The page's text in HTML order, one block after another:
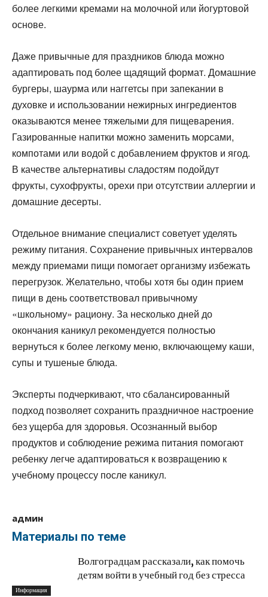
более легкими кремами на молочной или йогуртовой
основе.
Даже привычные для праздников блюда можно
адаптировать под более щадящий формат. Домашние
бургеры, шаурма или наггетсы при запекании в
духовке и использовании нежирных ингредиентов
оказываются менее тяжелыми для пищеварения.
Газированные напитки можно заменить морсами,
компотами или водой с добавлением фруктов и ягод.
В качестве альтернативы сладостям подойдут
фрукты, сухофрукты, орехи при отсутствии аллергии и
домашние десерты.
Отдельное внимание специалист советует уделять
режиму питания. Сохранение привычных интервалов
между приемами пищи помогает организму избежать
перегрузок. Желательно, чтобы хотя бы один прием
пищи в день соответствовал привычному
«школьному» рациону. За несколько дней до
окончания каникул рекомендуется полностью
вернуться к более легкому меню, включающему каши,
супы и тушеные блюда.
Эксперты подчеркивают, что сбалансированный
подход позволяет сохранить праздничное настроение
без ущерба для здоровья. Осознанный выбор
продуктов и соблюдение режима питания помогают
ребенку легче адаптироваться к возвращению к
учебному процессу после каникул.
админ
Материалы по теме
Информация
Волгоградцам рассказали, как помочь
детям войти в учебный год без стресса